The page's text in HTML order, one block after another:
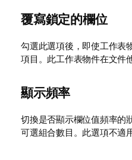
覆寫鎖定的欄位
勾選此選項後，即使工作表
項目。此工作表物件在文件
顯示頻率
切換是否顯示欄位值頻率的
可選組合數目。此選項不適